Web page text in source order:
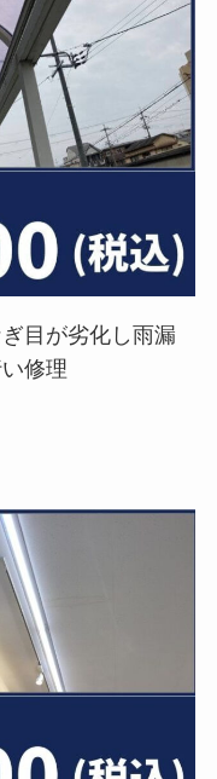
目が劣化し雨漏
修理